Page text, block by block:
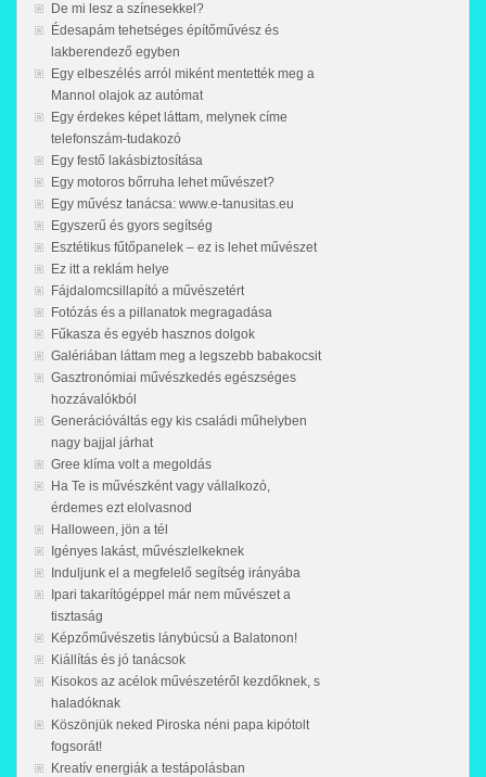
De mi lesz a színesekkel?
Édesapám tehetséges építőművész és
lakberendező egyben
Egy elbeszélés arról miként mentették meg a
Mannol olajok az autómat
Egy érdekes képet láttam, melynek címe
telefonszám-tudakozó
Egy festő lakásbiztosítása
Egy motoros bőrruha lehet művészet?
Egy művész tanácsa: www.e-tanusitas.eu
Egyszerű és gyors segítség
Esztétikus fűtőpanelek – ez is lehet művészet
Ez itt a reklám helye
Fájdalomcsillapító a művészetért
Fotózás és a pillanatok megragadása
Fűkasza és egyéb hasznos dolgok
Galériában láttam meg a legszebb babakocsit
Gasztronómiai művészkedés egészséges
hozzávalókból
Generációváltás egy kis családi műhelyben
nagy bajjal járhat
Gree klíma volt a megoldás
Ha Te is művészként vagy vállalkozó,
érdemes ezt elolvasnod
Halloween, jön a tél
Igényes lakást, művészlelkeknek
Induljunk el a megfelelő segítség irányába
Ipari takarítógéppel már nem művészet a
tisztaság
Képzőművészetis lánybúcsú a Balatonon!
Kiállítás és jó tanácsok
Kisokos az acélok művészetéről kezdőknek, s
haladóknak
Köszönjük neked Piroska néni papa kipótolt
fogsorát!
Kreatív energiák a testápolásban